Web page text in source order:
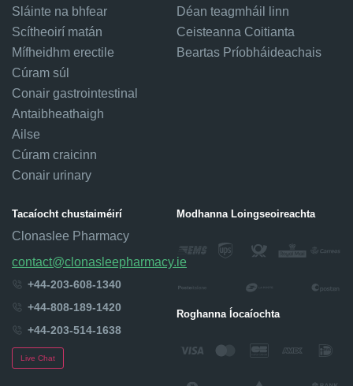
Sláinte na bhfear
Scítheoirí matán
Mífheidhm erectile
Cúram súl
Conair gastrointestinal
Antaibheathaigh
Ailse
Cúram craicinn
Conair urinary
Déan teagmháil linn
Ceisteanna Coitianta
Beartas Príobháideachais
Tacaíocht chustaiméirí
Clonaslee Pharmacy
contact@clonasleepharmacy.ie
+44-203-608-1340
+44-808-189-1420
+44-203-514-1638
Live Chat
Modhanna Loingseoireachta
Roghanna Íocaíochta